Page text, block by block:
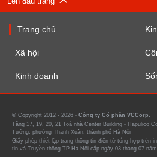
Trang chủ
Xã hội
Kinh doanh
© Copyright 2012 - 2026 - Công ty Cổ phần VCCorp.
Tầng 17, 19, 20, 21 Toà nhà Center Building - Hapulico
Tưởng, phường Thanh Xuân, thành phố Hà Nội
Giấy phép thiết lập trang thông tin điện tử tổng hợp trên
tin và Truyền thông TP Hà Nội cấp ngày 03 tháng 07 năm